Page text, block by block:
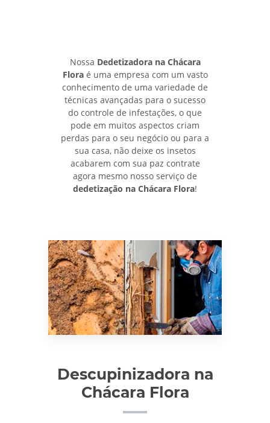
Nossa Dedetizadora na Chácara
Floraé uma empresa com um vasto
conhecimento de uma variedade de
técnicas avançadas para o sucesso
do controle de infestações, o que
pode em muitos aspectos criam
perdas para o seu negócio ou para a
sua casa, não deixe os insetos
acabarem com sua paz contrate
agora mesmo nosso serviço de
dedetização na Chácara Flora!
Descupinizadora na
Chácara Flora